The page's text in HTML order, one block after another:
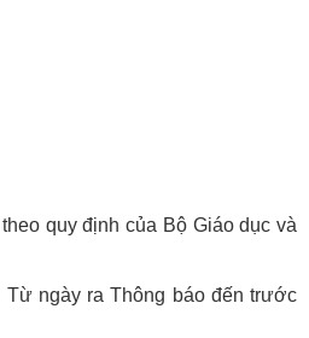
quy định của Bộ Giáo dục và
Từ ngày ra Thông báo đến trước